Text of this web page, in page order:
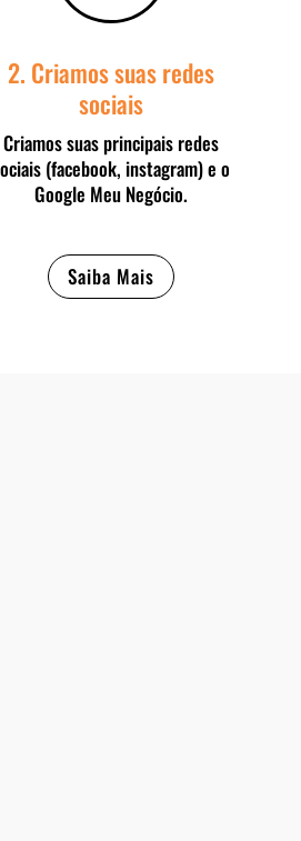
2. Criamos suas redes
sociais
Criamos suas principais redes
(facebook, instagram) e o
Google Meu Negócio.
Saiba Mais